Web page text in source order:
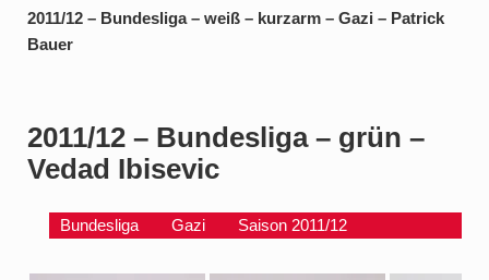
2011/12 – Bundesliga – weiß – kurzarm – Gazi – Patrick
Bauer
2011/12 – Bundesliga – grün –
Vedad Ibisevic
Bundesliga Gazi Saison 2011/12